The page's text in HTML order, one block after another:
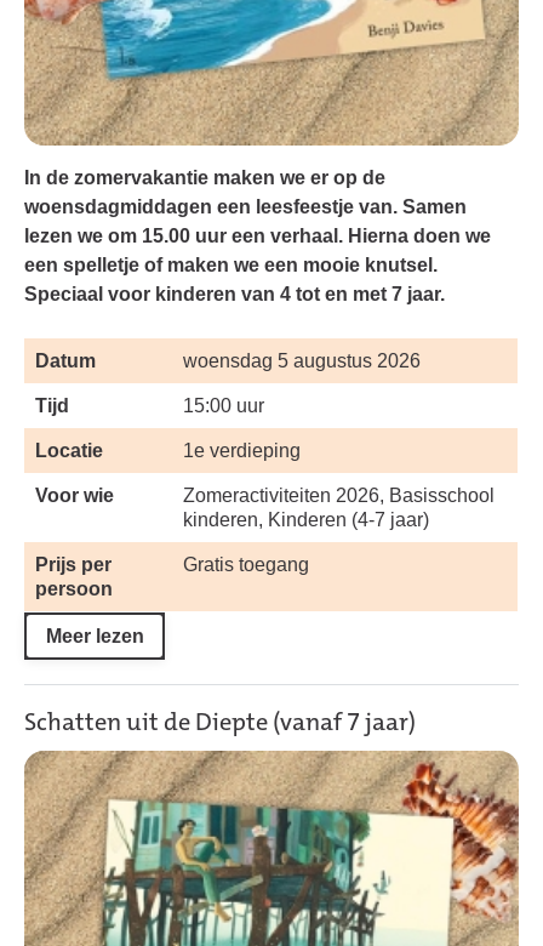
In de zomervakantie maken we er op de
woensdagmiddagen een leesfeestje van. Samen
lezen we om 15.00 uur een verhaal. Hierna doen we
een spelletje of maken we een mooie knutsel.
Speciaal voor kinderen van 4 tot en met 7 jaar.
Datum woensdag 5 augustus 2026
Tijd 15:00 uur
Locatie 1e verdieping
Voor wie
Zomeractiviteiten 2026, Basisschool
kinderen, Kinderen (4-7 jaar)
Prijs per
persoon
Gratis toegang
Meer lezen
Schatten uit de Diepte (vanaf 7 jaar)